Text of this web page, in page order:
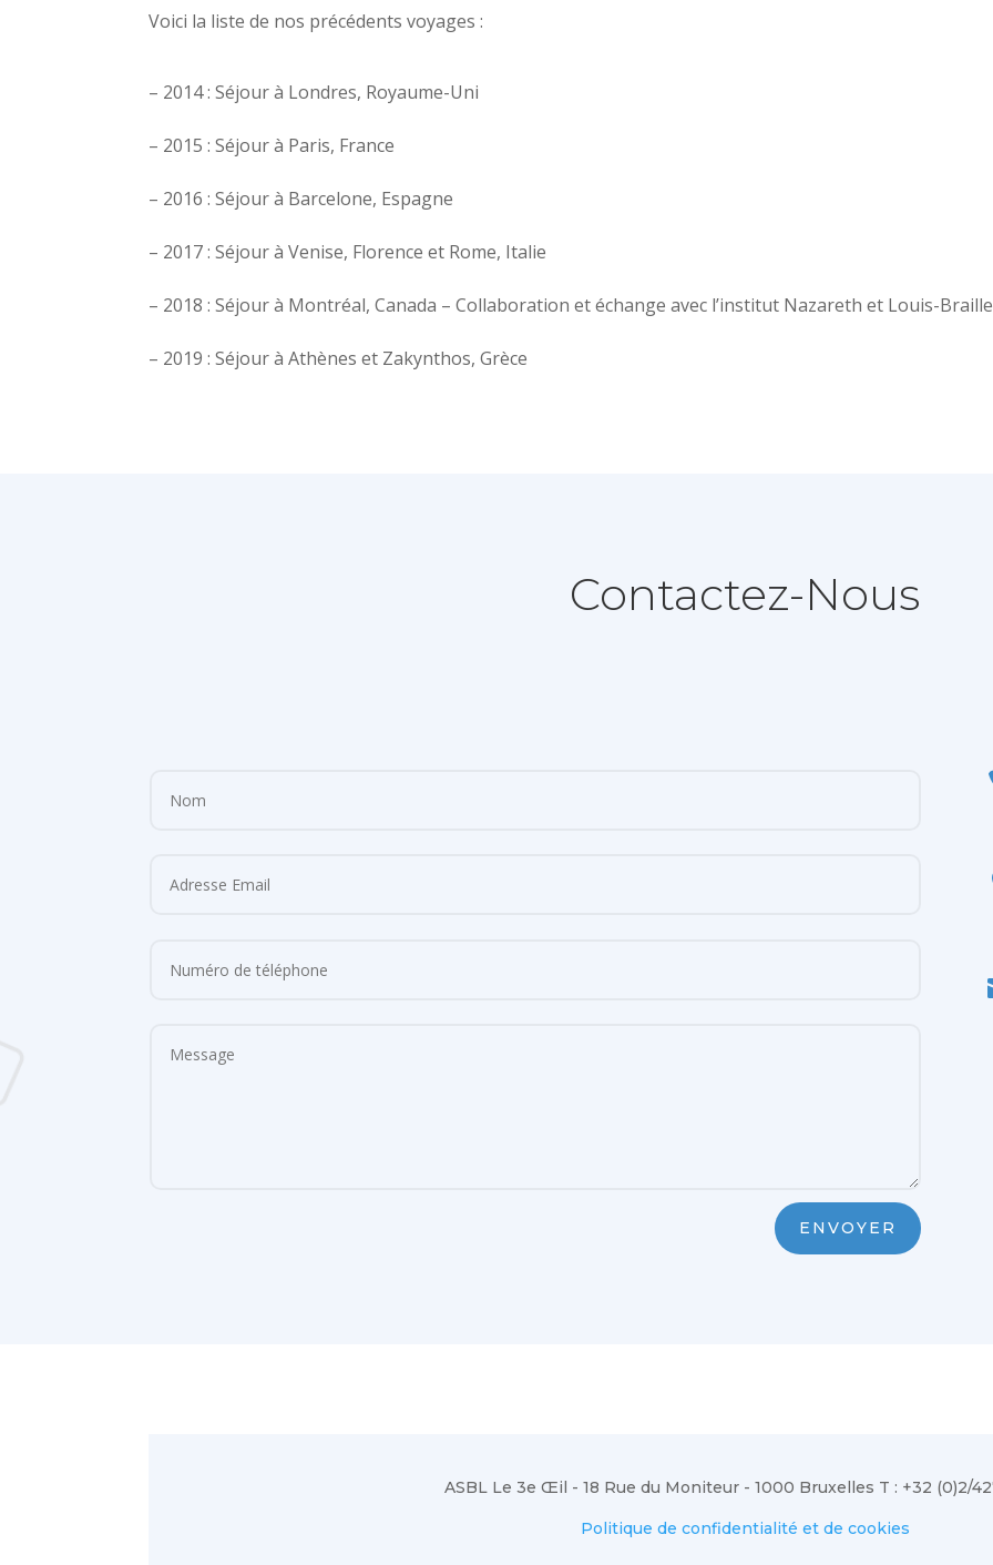
Voici la liste de nos précédents voyages :
– 2014 : Séjour à Londres, Royaume-Uni
– 2015 : Séjour à Paris, France
– 2016 : Séjour à Barcelone, Espagne
– 2017 : Séjour à Venise, Florence et Rome, Italie
– 2018 : Séjour à Montréal, Canada – Collaboration et échange avec l’institut Nazareth et Louis-
– 2019 : Séjour à Athènes et Zakynthos, Grèce
Contactez-Nous
ENVOYER
ASBL Le 3e Œil - 18 Rue du Moniteur - 1000 Bruxelles T : +32 (0)2/
Politique de confidentialité et de cookies